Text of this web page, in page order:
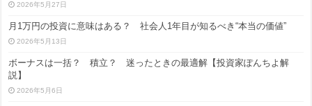
2026年5月27日
月1万円の投資に意味はある？ 社会人1年目が知るべき“本当の価値”
2026年5月13日
ボーナスは一括？ 積立？ 迷ったときの最適解【投資家ぽんちよ解
説】
2026年5月6日